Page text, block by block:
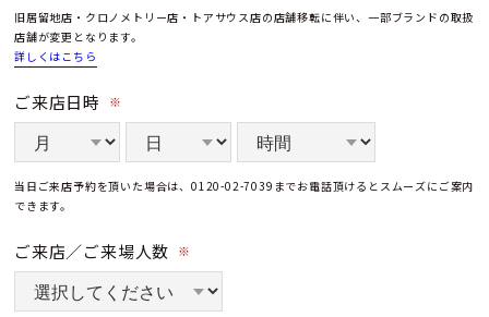
旧居留地店・クロノメトリー店・トアサウス店の店舗移転に伴い、一部ブランドの取扱
店舗が変更となります。
詳しくはこちら
ご来店日時 ※
当日ご来店予約を頂いた場合は、0120-02-7039までお電話頂けるとスムーズにご案内
できます。
ご来店／ご来場人数 ※